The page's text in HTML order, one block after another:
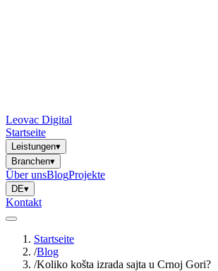
Leovac Digital
Startseite
Leistungen▾
Branchen▾
Über unsBlogProjekte
DE▾
Kontakt
Startseite
/Blog
/Koliko košta izrada sajta u Crnoj Gori?